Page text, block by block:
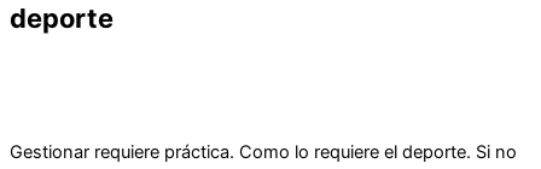
deporte
Gestionar requiere práctica. Como lo requiere el deporte. Si no